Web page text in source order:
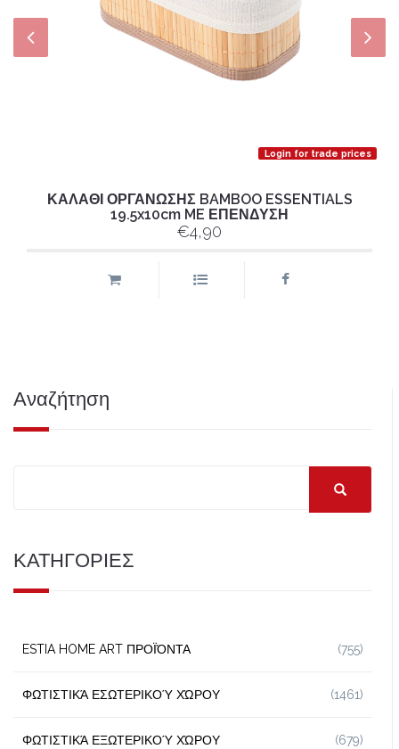
Login for trade prices
ΚΑΛΑΘΙ ΟΡΓΑΝΩΣΗΣ BAMBOO ESSENTIALS
19.5x10cm ME ΕΠΕΝΔΥΣΗ
€4,90
Αναζήτηση
ΚΑΤΗΓΟΡΙΕΣ
ESTIA HOME ART ΠΡΟΪΌΝΤΑ (755)
ΦΩΤΙΣΤΙΚΆ ΕΣΩΤΕΡΙΚΟΎ ΧΏΡΟΥ (1461)
ΦΩΤΙΣΤΙΚΆ ΕΞΩΤΕΡΙΚΟΎ ΧΏΡΟΥ (679)